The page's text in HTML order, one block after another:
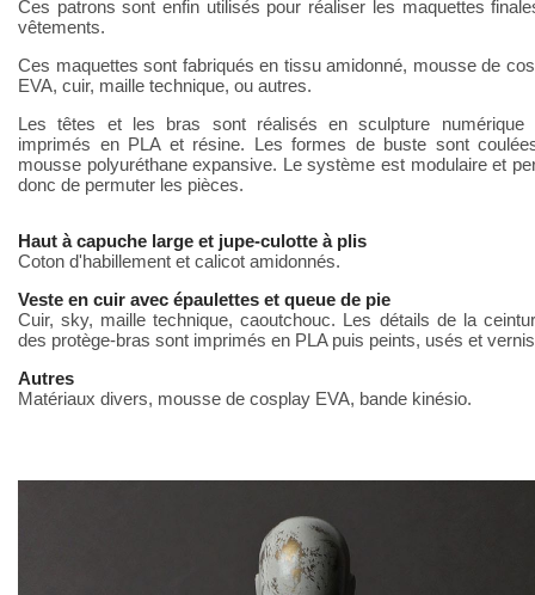
Ces patrons sont enfin utilisés pour réaliser les maquettes
vêtements.
Ces maquettes sont fabriqués en tissu amidonné, mousse de
EVA, cuir, maille technique, ou autres.
Les têtes et les bras sont réalisés en sculpture numérique
imprimés en PLA et résine. Les formes de buste sont
mousse polyuréthane expansive. Le système est modulaire et
donc de permuter les pièces.
Haut à capuche large et jupe-culotte à plis
Coton d'habillement et calicot amidonnés.
Veste en cuir avec épaulettes et queue de pie
Cuir, sky, maille technique, caoutchouc. Les détails de la
des protège-bras sont imprimés en PLA puis peints, usés et
Autres
Matériaux divers, mousse de cosplay EVA, bande kinésio.